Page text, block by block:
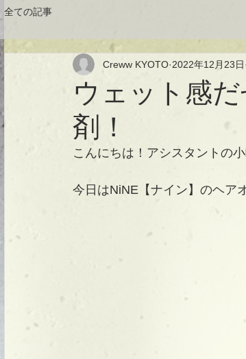
全ての記事
ウェット感
剤！
Creww KYOTO 2022年12月23日
こんにちは！アシスタントの小
今日はNiNE【ナイン】のヘア